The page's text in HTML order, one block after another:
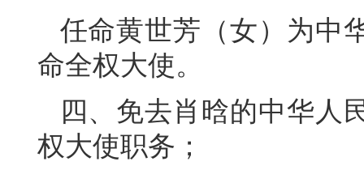
任命黄世芳（女）为中
命全权大使。
四、免去肖晗的中华人
权大使职务；